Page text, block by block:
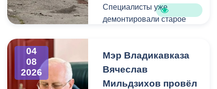
Специалисты уже
демонтировали старое
рабочие устанавливают
бордюры и поребрики,
готовят основания
04
08
2026
Мэр Владикавказа
Вячеслав
Мильдзихов провёл